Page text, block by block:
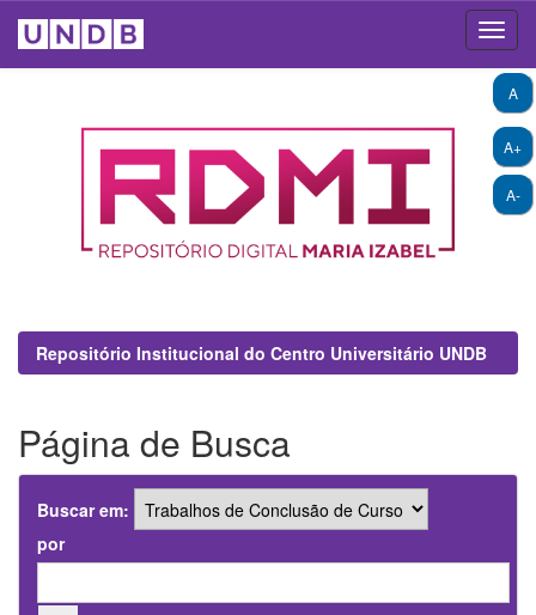
A+
A-
A
Repositório Institucional do Centro Universitário UNDB
Página de Busca
Buscar em:
por